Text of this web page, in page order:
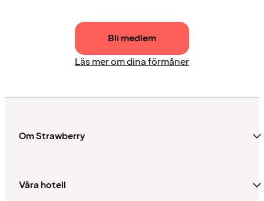
Bli medlem
Läs mer om dina förmåner
Om Strawberry
Våra hotell